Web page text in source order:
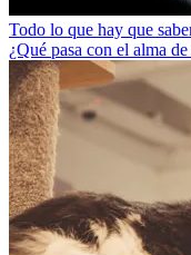
Todo lo que hay que
¿Qué pasa con el alma